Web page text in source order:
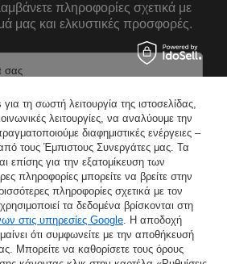
πληροφορίες σχετικά με
μας και ελκυστικές προσφορές.
σας
e-mail σας
μου δεδομένων για τους σκοπούς και το πεδίο εφαρμογής της υπηρεσίας Newsletter στο
ΑΠΟΘΉΚΕΥΣΗ
τη σωστή λειτουργία της ιστοσελίδας,
λειτουργίες, να αναλύουμε την
διαφημιστικές ενέργειες –
τους Έμπιστους Συνεργάτες μας. Τα
επίσης για την εξατομίκευση των
πληροφορίες μπορείτε να βρείτε στην
πληροφορίες σχετικά με τον
τα δεδομένα βρίσκονται στη
στις υπηρεσίες Google. Η αποδοχή
ότι συμφωνείτε με την αποθήκευσή
Μπορείτε να καθορίσετε τους όρους